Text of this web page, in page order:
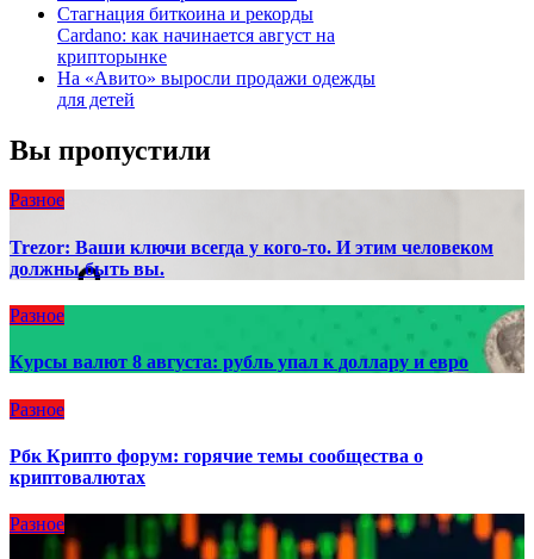
Стагнация биткоина и рекорды
Cardano: как начинается август на
крипторынке
На «Авито» выросли продажи одежды
для детей
Вы пропустили
Разное
Trezor: Ваши ключи всегда у кого-то. И этим человеком
должны быть вы.
Разное
Курсы валют 8 августа: рубль упал к доллару и евро
Разное
Рбк Крипто форум: горячие темы сообщества о
криптовалютах
Разное